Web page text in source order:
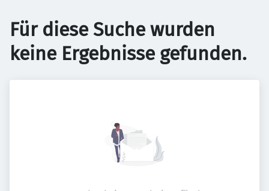
Für diese Suche wurden
keine Ergebnisse gefunden.